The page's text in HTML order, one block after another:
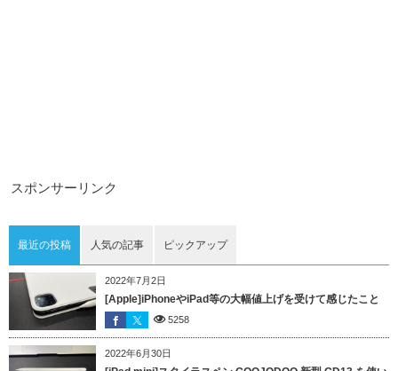
スポンサーリンク
最近の投稿 人気の記事 ピックアップ
2022年7月2日
[Apple]iPhoneやiPad等の大幅値上げを受けて感じたこと
5258
2022年6月30日